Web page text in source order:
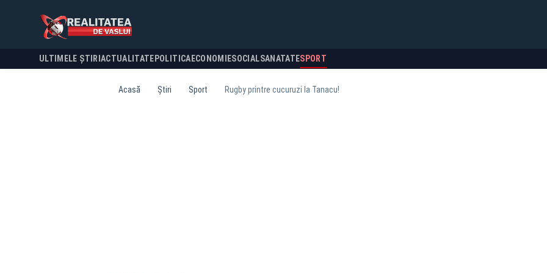
ULTIMELE ȘTIRI ACTUALITATE POLITICA ECONOMIESOCIALSANATATESPORT
Acasă Știri Sport Rugby printre cucuruzi la Tanacu!